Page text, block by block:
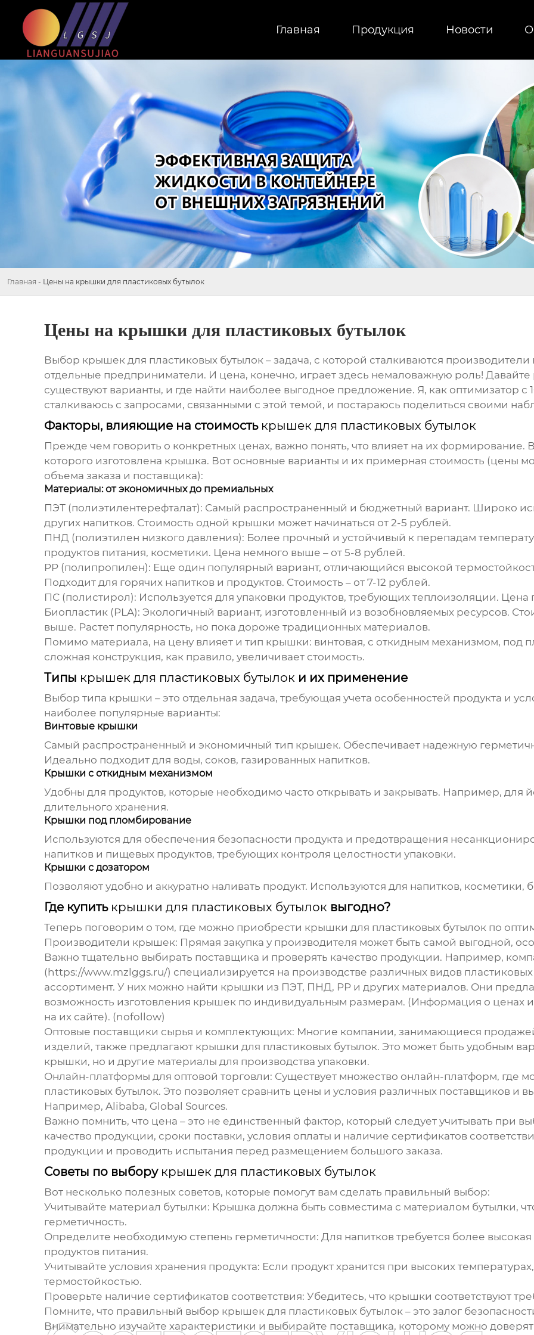
Главная Продукция Новости
Главная - Цены на крышки для пластиковых бутылок
Цены на крышки для пластиковых бутылок
Выбор крышек для пластиковых бутылок– задача, с которой сталкиваются
отдельные предприниматели. И цена, конечно, играет здесь немаловажную роль! Давайте
существуют варианты, и где найти наиболее выгодное предложение. Я, как оптимизатор с
сталкиваюсь с запросами, связанными с этой темой, и постараюсь поделиться своими
Факторы, влияющие на стоимость крышек для пластиковых бутылок
Прежде чем говорить о конкретных ценах, важно понять, что влияет на их формирование.
которого изготовлена крышка. Вот основные варианты и их примерная стоимость (цены
объема заказа и поставщика):
Материалы: от экономичных до премиальных
ПЭТ (полиэтилентерефталат): Самый распространенный и бюджетный вариант. Широко
других напитков. Стоимость одной крышки может начинаться от 2-5 рублей.
ПНД (полиэтилен низкого давления): Более прочный и устойчивый к перепадам
продуктов питания, косметики. Цена немного выше – от 5-8 рублей.
PP (полипропилен): Еще один популярный вариант, отличающийся высокой
Подходит для горячих напитков и продуктов. Стоимость – от 7-12 рублей.
ПС (полистирол): Используется для упаковки продуктов, требующих теплоизоляции.
Биопластик (PLA): Экологичный вариант, изготовленный из возобновляемых ресурсов.
выше. Растет популярность, но пока дороже традиционных материалов.
Помимо материала, на цену влияет и тип крышки: винтовая, с откидным механизмом, под
сложная конструкция, как правило, увеличивает стоимость.
Типы крышек для пластиковых бутылоки их применение
Выбор типа крышки – это отдельная задача, требующая учета особенностей продукта и
наиболее популярные варианты:
Винтовые крышки
Самый распространенный и экономичный тип крышек. Обеспечивает надежную
Идеально подходит для воды, соков, газированных напитков.
Крышки с откидным механизмом
Удобны для продуктов, которые необходимо часто открывать и закрывать. Например, для
длительного хранения.
Крышки под пломбирование
Используются для обеспечения безопасности продукта и предотвращения
напитков и пищевых продуктов, требующих контроля целостности упаковки.
Крышки с дозатором
Позволяют удобно и аккуратно наливать продукт. Используются для напитков, косметики,
Где купить крышки для пластиковых бутылоквыгодно?
Теперь поговорим о том, где можно приобрести крышки для пластиковых бутылокпо
Производители крышек: Прямая закупка у производителя может быть самой выгодной,
Важно тщательно выбирать поставщика и проверять качество продукции. Например,
(https://www.mzlggs.ru/) специализируется на производстве различных видов
ассортимент. У них можно найти крышки из ПЭТ, ПНД, PP и других материалов. Они
возможность изготовления крышек по индивидуальным размерам. (Информация о ценах
на их сайте). (nofollow)
Оптовые поставщики сырья и комплектующих: Многие компании, занимающиеся
изделий, также предлагают крышки для пластиковых бутылок. Это может быть удобным
крышки, но и другие материалы для производства упаковки.
Онлайн-платформы для оптовой торговли: Существует множество онлайн-платформ, где
пластиковых бутылок. Это позволяет сравнить цены и условия различных поставщиков и
Например, Alibaba, Global Sources.
Важно помнить, что цена – это не единственный фактор, который следует учитывать при
качество продукции, сроки поставки, условия оплаты и наличие сертификатов
продукции и проводить испытания перед размещением большого заказа.
Советы по выбору крышек для пластиковых бутылок
Вот несколько полезных советов, которые помогут вам сделать правильный выбор:
Учитывайте материал бутылки: Крышка должна быть совместима с материалом бутылки,
герметичность.
Определите необходимую степень герметичности: Для напитков требуется более
продуктов питания.
Учитывайте условия хранения продукта: Если продукт хранится при высоких
термостойкостью.
Проверьте наличие сертификатов соответствия: Убедитесь, что крышки соответствуют
Помните, что правильный выбор крышек для пластиковых бутылок– это залог
Внимательно изучайте характеристики и выбирайте поставщика, которому можно